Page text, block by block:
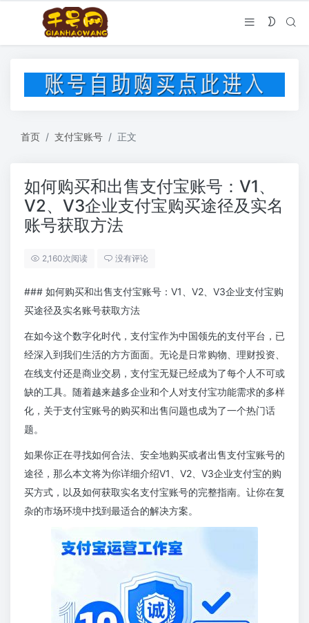
首页 支付宝账号 正文
如何购买和出售支付宝账号：V1、
V2、V3企业支付宝购买途径及实名
账号获取方法
2,160次阅读 没有评论
### 如何购买和出售支付宝账号：V1、V2、V3企业支付宝购
买途径及实名账号获取方法
在如今这个数字化时代，支付宝作为中国领先的支付平台，已
经深入到我们生活的方方面面。无论是日常购物、理财投资、
在线支付还是商业交易，支付宝无疑已经成为了每个人不可或
缺的工具。随着越来越多企业和个人对支付宝功能需求的多样
化，关于支付宝账号的购买和出售问题也成为了一个热门话
题。
如果你正在寻找如何合法、安全地购买或者出售支付宝账号的
途径，那么本文将为你详细介绍V1、V2、V3企业支付宝的购
买方式，以及如何获取实名支付宝账号的完整指南。让你在复
杂的市场环境中找到最适合的解决方案。